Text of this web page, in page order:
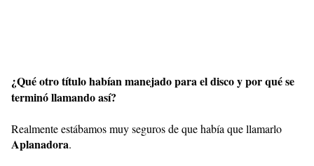
¿Qué otro título habían manejado para el disco y por qué se
terminó llamando así?
Realmente estábamos muy seguros de que había que llamarlo
Aplanadora.